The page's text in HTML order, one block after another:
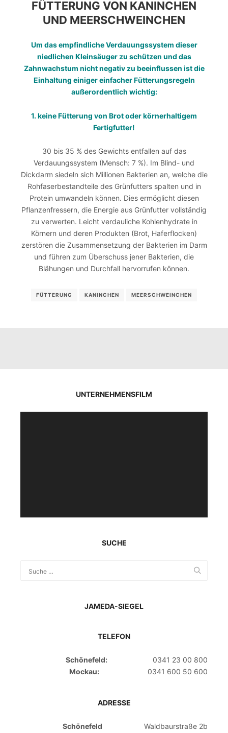
FÜTTERUNG VON KANINCHEN
UND MEERSCHWEINCHEN
Um das empfindliche Verdauungssystem dieser
niedlichen Kleinsäuger zu schützen und das
Zahnwachstum nicht negativ zu beeinflussen ist die
Einhaltung einiger einfacher Fütterungsregeln
außerordentlich wichtig:
1. keine Fütterung von Brot oder körnerhaltigem
Fertigfutter!
30 bis 35 % des Gewichts entfallen auf das
Verdauungssystem (Mensch: 7 %). Im Blind- und
Dickdarm siedeln sich Millionen Bakterien an, welche die
Rohfaserbestandteile des Grünfutters spalten und in
Protein umwandeln können. Dies ermöglicht diesen
Pflanzenfressern, die Energie aus Grünfutter vollständig
zu verwerten. Leicht verdauliche Kohlenhydrate in
Körnern und deren Produkten (Brot, Haferflocken)
zerstören die Zusammensetzung der Bakterien im Darm
und führen zum Überschuss jener Bakterien, die
Blähungen und Durchfall hervorrufen können.
FÜTTERUNG KANINCHEN MEERSCHWEINCHEN
UNTERNEHMENSFILM
SUCHE
JAMEDA-SIEGEL
TELEFON
Schönefeld:
0341 23 00 800
Mockau:
0341 600 50 600
ADRESSE
Schönefeld
Waldbaurstraße 2b